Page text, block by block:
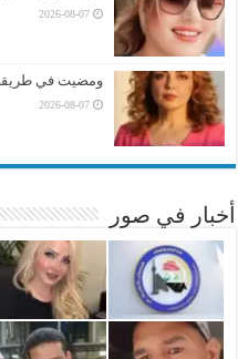
2026-08-07
ومضيت في
2026-08-07
أخبار في صور